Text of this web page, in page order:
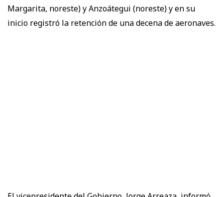
Margarita, noreste) y Anzoátegui (noreste) y en su
inicio registró la retención de una decena de aeronaves.